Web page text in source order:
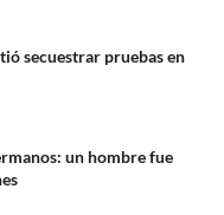
secuestrar pruebas en
un hombre fue